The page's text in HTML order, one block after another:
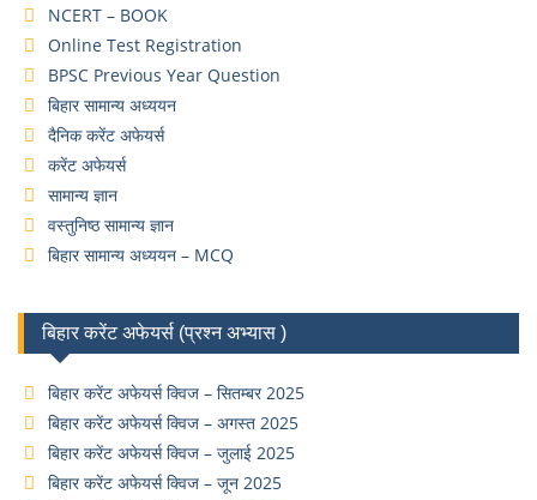
NCERT – BOOK
Online Test Registration
BPSC Previous Year Question
बिहार सामान्य अध्ययन
दैनिक करेंट अफेयर्स
करेंट अफेयर्स
सामान्य ज्ञान
वस्तुनिष्ठ सामान्य ज्ञान
बिहार सामान्य अध्ययन – MCQ
बिहार करेंट अफेयर्स (प्रश्न अभ्यास )
बिहार करेंट अफेयर्स क्विज – सितम्बर 2025
बिहार करेंट अफेयर्स क्विज – अगस्त 2025
बिहार करेंट अफेयर्स क्विज – जुलाई 2025
बिहार करेंट अफेयर्स क्विज – जून 2025